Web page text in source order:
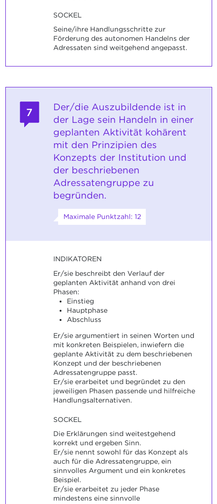
SOCKEL
Seine/ihre Handlungsschritte zur
Förderung des autonomen Handelns der
Adressaten sind weitgehend angepasst.
7
Der/die Auszubildende ist in
der Lage sein Handeln in einer
geplanten Aktivität kohärent
mit den Prinzipien des
Konzepts der Institution und
der beschriebenen
Adressatengruppe zu
begründen.
Maximale Punktzahl: 12
INDIKATOREN
Er/sie beschreibt den Verlauf der
geplanten Aktivität anhand von drei
Phasen:
Einstieg
Hauptphase
Abschluss
Er/sie argumentiert in seinen Worten und
mit konkreten Beispielen, inwiefern die
geplante Aktivität zu dem beschriebenen
Konzept und der beschriebenen
Adressatengruppe passt.
Er/sie erarbeitet und begründet zu den
jeweiligen Phasen passende und hilfreiche
Handlungsalternativen.
SOCKEL
Die Erklärungen sind weitestgehend
korrekt und ergeben Sinn.
Er/sie nennt sowohl für das Konzept als
auch für die Adressatengruppe, ein
sinnvolles Argument und ein konkretes
Beispiel.
Er/sie erarbeitet zu jeder Phase
mindestens eine sinnvolle